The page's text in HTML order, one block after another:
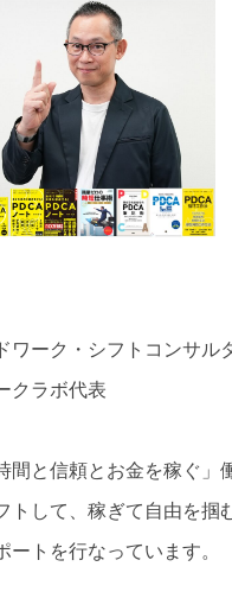
ワーク・シフトコンサル
クラボ代表
間と信頼とお金を稼ぐ」
トして、稼ぎて自由を掴
ートを行なっています。